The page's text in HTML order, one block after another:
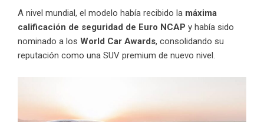
A nivel mundial, el modelo había recibido la máxima
calificación de seguridad de Euro NCAP y había sido
nominado a los World Car Awards, consolidando su
reputación como una SUV premium de nuevo nivel.